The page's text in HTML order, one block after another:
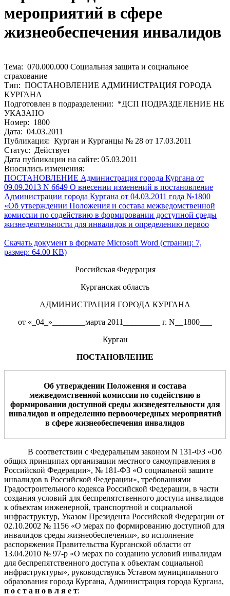
мероприятий в сфере
жизнеобеспечения инвалидов
Тема: 070.000.000 Социальная защита и социальное
страхование
Тип: ПОСТАНОВЛЕНИЕ АДМИНИСТРАЦИЯ ГОРОДА
КУРГАНА
Подготовлен в подразделении: *ДСП ПОДРАЗДЕЛЕНИЕ НЕ
УКАЗАНО
Номер: 1800
Дата: 04.03.2011
Публикация: Курган и Курганцы № 28 от 17.03.2011
Статус: Действует
Дата публикации на сайте: 05.03.2011
Вносились изменения:
ПОСТАНОВЛЕНИЕ Администрация города Кургана от
09.09.2013 N 6649 О внесении изменений в постановление
Администрации города Кургана от 04.03.2011 года №1800
«Об утверждении Положения и состава межведомственной
комиссии по содействию в формировании доступной среды
жизнедеятельности для инвалидов и определению первоо
Скачать документ в формате Microsoft Word (страниц: 7,
размер: 64.00 KB)
Российская Федерация
Курганская область
АДМИНИСТРАЦИЯ ГОРОДА КУРГАНА
от «_04_»________марта 2011_________ г. N__1800___
Курган
ПОСТАНОВЛЕНИЕ
Об утверждении Положения и состава
межведомственной комиссии по содействию в
формировании доступной среды жизнедеятельности для
инвалидов и определению первоочередных мероприятий
в сфере жизнеобеспечения инвалидов
В соответствии с Федеральным закономN 131-ФЗ «Об
общих принципах организации местного самоуправления в
Российской Федерации», № 181-ФЗ «О социальной защите
инвалидов в Российской Федерации», требованиями
Градостроительного кодекса Российской Федерации, в части
создания условий для беспрепятственного доступа инвалидов
к объектам инженерной, транспортной и социальной
инфраструктур, Указом Президента Российской Федерации от
02.10.2002 № 1156 «О мерах по формированию доступной для
инвалидов среды жизнеобеспечения», во исполнение
распоряжения Правительства Курганской области от
13.04.2010 № 97-р «О мерах по созданию условий инвалидам
для беспрепятственного доступа к объектам социальной
инфраструктуры», руководствуясь Уставом муниципального
образования города Кургана, Администрация города Кургана,
п о с т а н о в л я е т: